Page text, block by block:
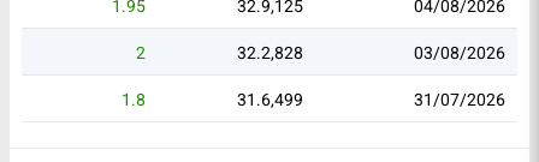
04/08/2026
32.9,125
1.95
03/08/2026
32.2,828
2
31/07/2026
31.6,499
1.8